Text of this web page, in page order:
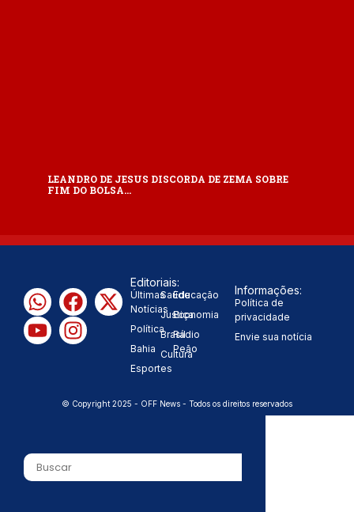
LEANDRO DE JESUS DISCORDA DE ZEMA SOBRE
FIM DO BOLSA…
Editoriais:
Últimas
Notícias
Política
Bahia
Esportes
Saúde
Justiça
Brasil
Cultura
Educação
Economia
Rádio
Peão
Informações:
Política de
privacidade
Envie sua notícia
© Copyright 2025 - OFF News - Todos os direitos reservados